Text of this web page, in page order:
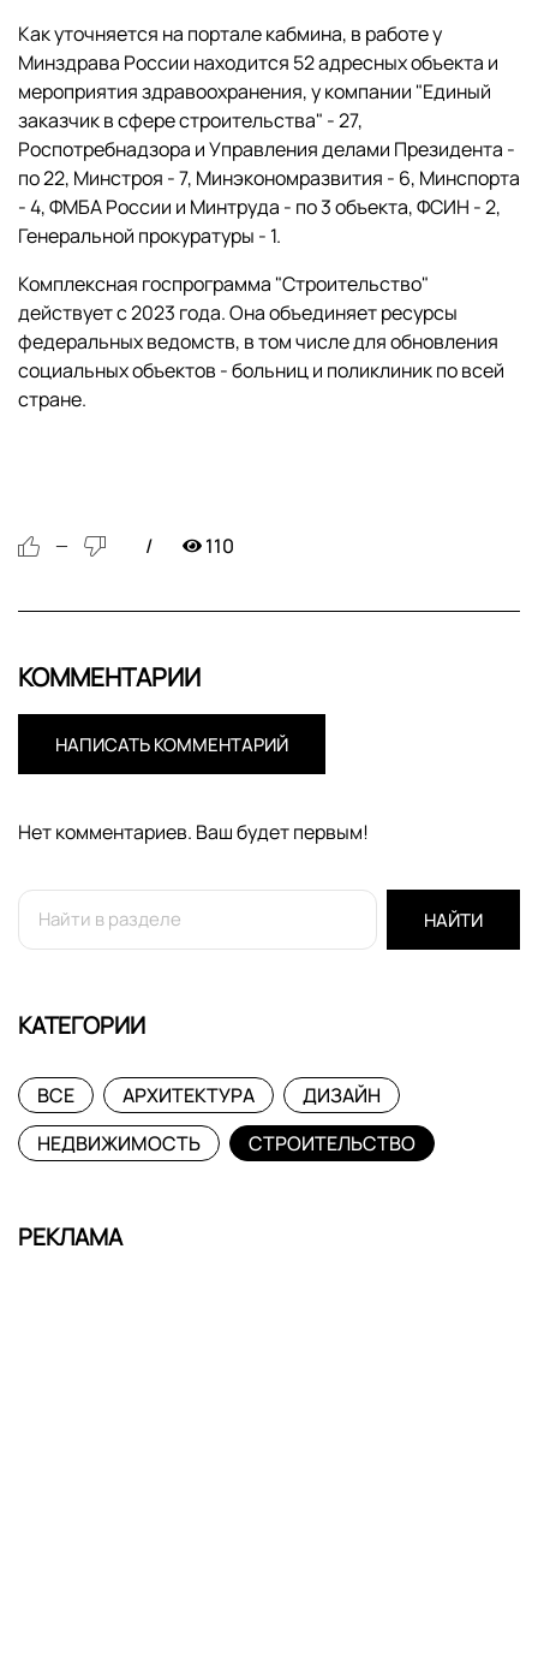
Как уточняется на портале кабмина, в работе у
Минздрава России находится 52 адресных объекта и
мероприятия здравоохранения, у компании "Единый
заказчик в сфере строительства" - 27,
Роспотребнадзора и Управления делами Президента -
по 22, Минстроя - 7, Минэкономразвития - 6, Минспорта
- 4, ФМБА России и Минтруда - по 3 объекта, ФСИН - 2,
Генеральной прокуратуры - 1.
Комплексная госпрограмма "Строительство"
действует с 2023 года. Она объединяет ресурсы
федеральных ведомств, в том числе для обновления
социальных объектов - больниц и поликлиник по всей
стране.
— 110
КОММЕНТАРИИ
НАПИСАТЬ КОММЕНТАРИЙ
Нет комментариев. Ваш будет первым!
НАЙТИ
КАТЕГОРИИ
ВСЕ АРХИТЕКТУРА
ДИЗАЙН
НЕДВИЖИМОСТЬ
СТРОИТЕЛЬСТВО
РЕКЛАМА